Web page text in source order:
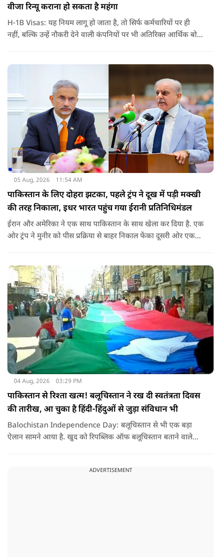
वीजा रिन्यू कराना हो सकता है महंगा
H-1B Visas: यह नियम लागू हो जाता है, तो सिर्फ कर्मचारियों पर ही
नहीं, बल्कि उन्हें नौकरी देने वाली कंपनियों पर भी अतिरिक्त आर्थिक बोझ
वीजा का समय-समय पर नवीनीकरण कराते हैं.
05 Aug, 2026 11:54 AM
पाकिस्तान के लिए दोहरा झटका, पहले ट्रंप ने दूख में पड़ी मक्खी
की तरह निकाला, इधर भारत पहुंच गया ईरानी प्रतिनिधिमंडल
ईरान और अमेरिका ने एक साथ पाकिस्तान के साथ खेला कर दिया है. एक
ओर ट्रंप ने मुनीर को पीस प्रक्रिया से बाहर निकाल फेंका दूसरी ओर एक
04 Aug, 2026 03:29 PM
पाकिस्तान से रिश्ता खत्म! बलूचिस्तान ने रख दी स्वतंत्रता दिवस
की तारीख, आ चुका है हिंदी-हिंदुओं से जुड़ा संविधान भी
Balochistan Independence Day: बलूचिस्तान से भी एक बड़ा
ऐलान सामने आया है. खुद को रिपब्लिक ऑफ बलूचिस्तान बताने वाले
ADVERTISEMENT